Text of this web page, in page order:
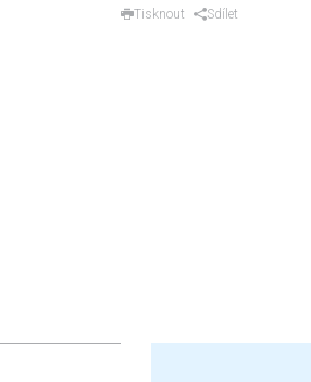
Tisknout Sdílet